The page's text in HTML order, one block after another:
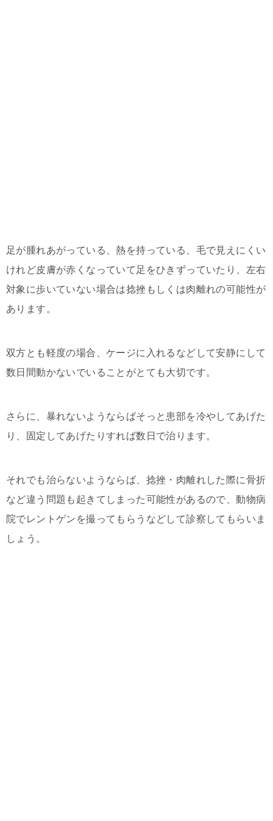
足が腫れあがっている、熱を持っている、毛で見えにくい
けれど皮膚が赤くなっていて足をひきずっていたり、左右
対象に歩いていない場合は捻挫もしくは肉離れの可能性が
あります。
双方とも軽度の場合、ケージに入れるなどして安静にして
数日間動かないでいることがとても大切です。
さらに、暴れないようならばそっと患部を冷やしてあげた
り、固定してあげたりすれば数日で治ります。
それでも治らないようならば、捻挫・肉離れした際に骨折
など違う問題も起きてしまった可能性があるので、動物病
院でレントゲンを撮ってもらうなどして診察してもらいま
しょう。